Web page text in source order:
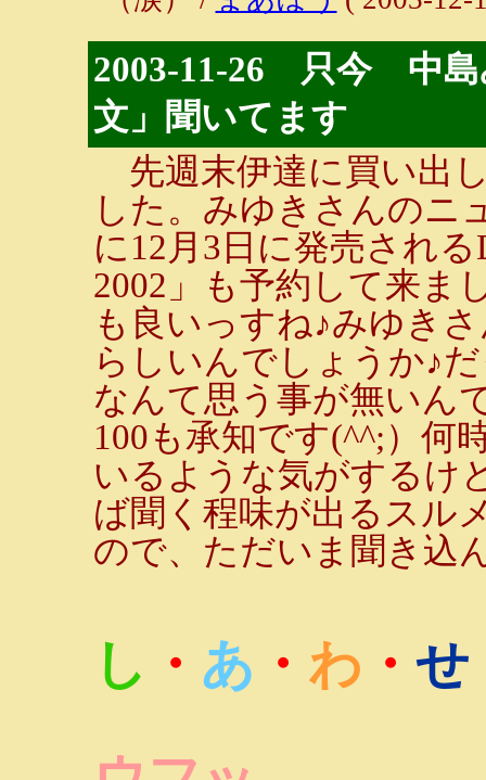
2003-11-26 只今 中島
文」聞いてます
先週末伊達に買い出
した。みゆきさんのニ
に12月3日に発売され
2002」も予約して来ま
も良いっすね♪みゆき
らしいんでしょうか♪
なんて思う事が無いん
100も承知です(^^;）何
いるような気がするけ
ば聞く程味が出るスル
ので、ただいま聞き込
し ・ あ ・ わ ・ せ